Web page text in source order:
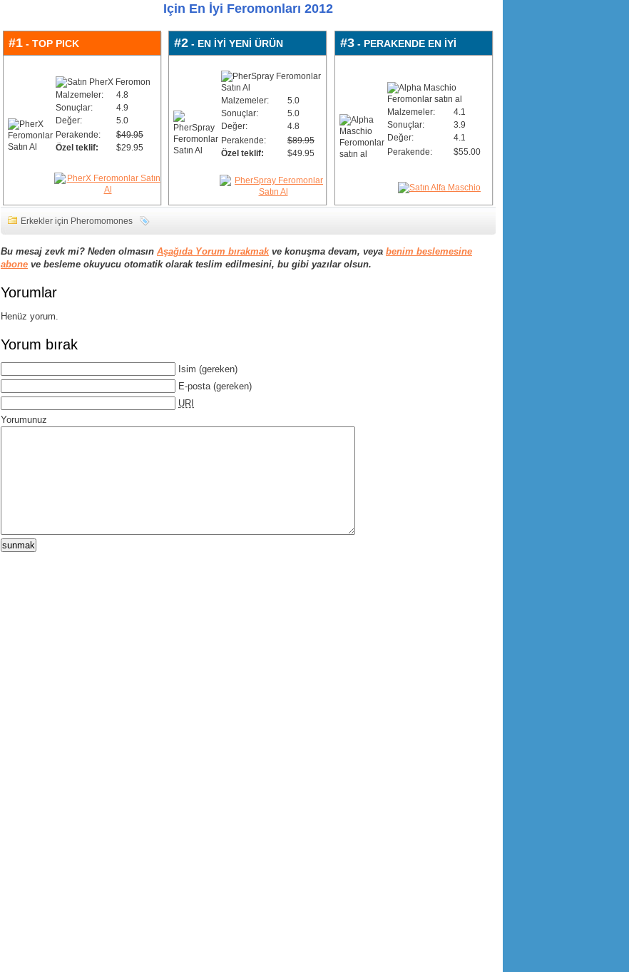
Için En İyi Feromonları 2012
#1 - TOP PICK
Malzemeler:
4.8
Sonuçlar:
4.9
Değer:
5.0
Perakende:
$49.95
Özel teklif:
$29.95
#2 - EN İYİ YENİ ÜRÜN
Malzemeler:
5.0
Sonuçlar:
5.0
Değer:
4.8
Perakende:
$89.95
Özel teklif:
$49.95
#3 - PERAKENDE EN İYİ
Malzemeler:
4.1
Sonuçlar:
3.9
Değer:
4.1
Perakende:
$55.00
Erkekler için Pheromomones
Bu mesaj zevk mi? Neden olmasın Aşağıda Yorum bırakmakve konuşma devam, veya benim beslemesine
abone ve besleme okuyucu otomatik olarak teslim edilmesini, bu gibi yazılar olsun.
Yorumlar
Henüz yorum.
Yorum bırak
Isim (gereken)
E-posta(gereken)
URI
Yorumunuz